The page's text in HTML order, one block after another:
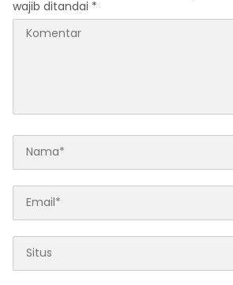
wajib ditandai *